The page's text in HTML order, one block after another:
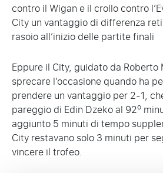
contro il Wigan e il crollo contro
City un vantaggio di differenza
rasoio all’inizio delle partite finali
Eppure il City, guidato da
sprecare l’occasione quando ha
prendere un vantaggio per 2-1,
pareggio di Edin Dzeko al 92o
aggiunto 5 minuti di tempo
City restavano solo 3 minuti per
vincere il trofeo.